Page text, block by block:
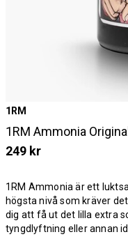
1RM
1RM Ammonia Original
249 kr
1RM Ammonia är ett
högsta nivå som kräver
dig att få ut det lilla extra
tyngdlyftning eller annan